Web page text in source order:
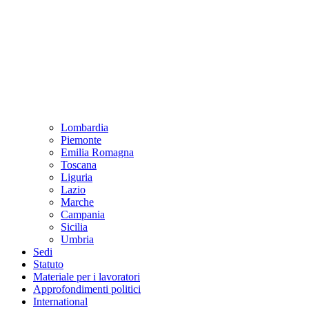
Lombardia
Piemonte
Emilia Romagna
Toscana
Liguria
Lazio
Marche
Campania
Sicilia
Umbria
Sedi
Statuto
Materiale per i lavoratori
Approfondimenti politici
International